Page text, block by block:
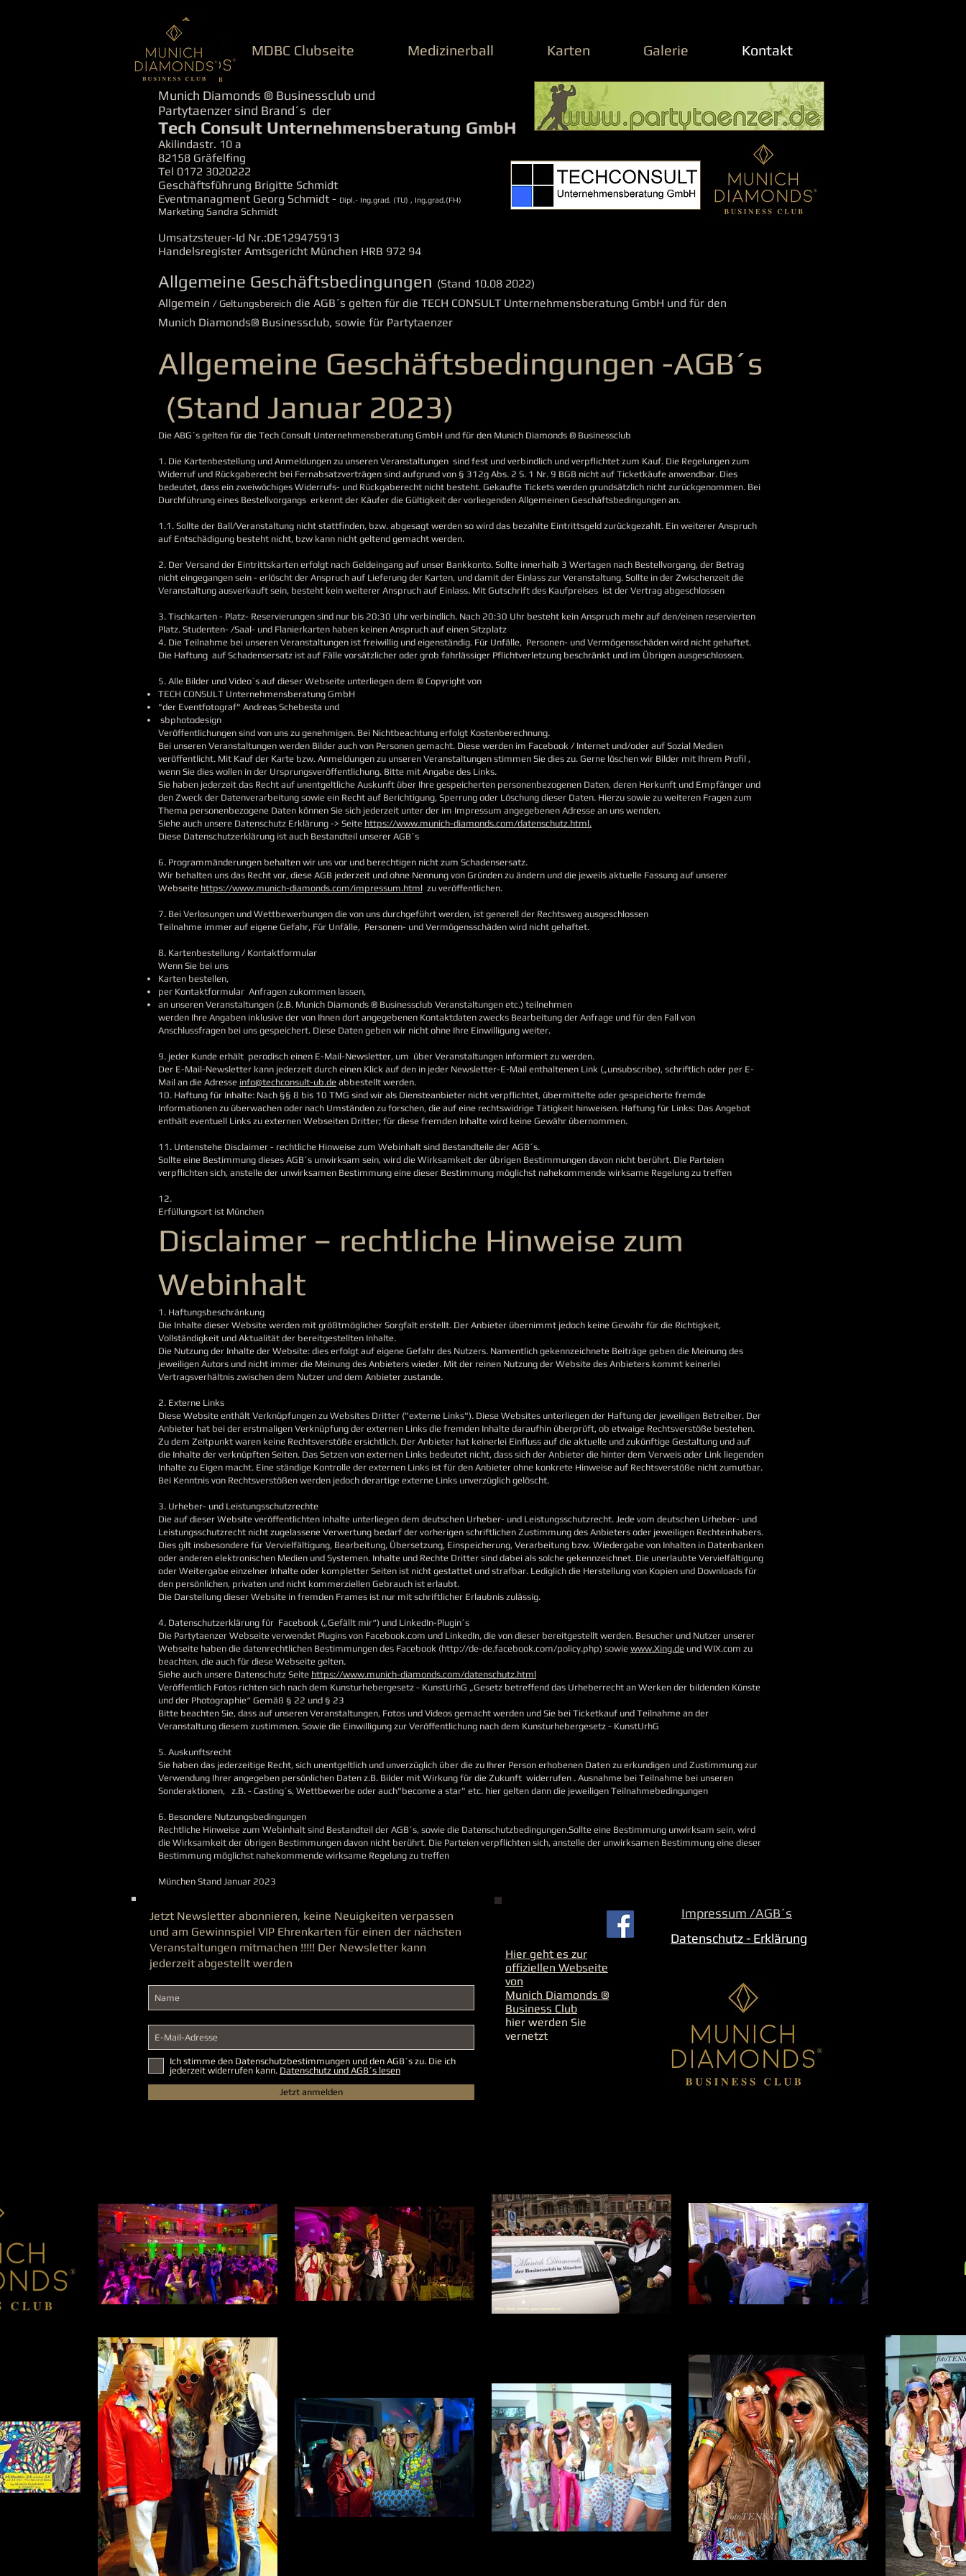
MDBC Clubseite Medizinerball Karten Galerie Kontakt
Munich Diamonds ® Businessclub und
Partytaenzer sind Brand´s der
Tech Consult Unternehmensberatung GmbH
Akilindastr. 10 a
82158 Gräfelfing
Tel 0172 3020222
Geschäftsführung Brigitte Schmidt
Eventmanagment Georg Schmidt - Dipl.- Ing.grad. (TU) , Ing.grad.(FH)
Marketing Sandra Schmidt
Umsatzsteuer-Id Nr.:DE129475913
Handelsregister Amtsgericht München HRB 972 94
Allgemeine Geschäftsbedingungen (Stand 10.08 2022)
Allgemein / Geltungsbereich die AGB´s gelten für die TECH CONSULT Unternehmensberatung GmbH und für den
Munich Diamonds® Businessclub, sowie für Partytaenzer
Allgemeine Geschäftsbedingungen -AGB´s
(Stand Januar 2023)
Die ABG´s gelten für die Tech Consult Unternehmensberatung GmbH und für den Munich Diamonds ® Businessclub
1. Die Kartenbestellung und Anmeldungen zu unseren Veranstaltungen sind fest und verbindlich und verpflichtet zum Kauf. Die Regelungen zum
Widerruf und Rückgaberecht bei Fernabsatzverträgen sind aufgrund von § 312g Abs. 2 S. 1 Nr. 9 BGB nicht auf Ticketkäufe anwendbar. Dies
bedeutet, dass ein zweiwöchiges Widerrufs- und Rückgaberecht nicht besteht. Gekaufte Tickets werden grundsätzlich nicht zurückgenommen. Bei
Durchführung eines Bestellvorgangs erkennt der Käufer die Gültigkeit der vorliegenden Allgemeinen Geschäftsbedingungen an.
1.1. Sollte der Ball/Veranstaltung nicht stattfinden, bzw. abgesagt werden so wird das bezahlte Eintrittsgeld zurückgezahlt. Ein weiterer Anspruch
auf Entschädigung besteht nicht, bzw kann nicht geltend gemacht werden.
2. Der Versand der Eintrittskarten erfolgt nach Geldeingang auf unser Bankkonto. Sollte innerhalb 3 Wertagen nach Bestellvorgang, der Betrag
nicht eingegangen sein - erlöscht der Anspruch auf Lieferung der Karten, und damit der Einlass zur Veranstaltung. Sollte in der Zwischenzeit die
Veranstaltung ausverkauft sein, besteht kein weiterer Anspruch auf Einlass. Mit Gutschrift des Kaufpreises ist der Vertrag abgeschlossen​
3. Tischkarten - Platz- Reservierungen sind nur bis 20:30 Uhr verbindlich. Nach 20:30 Uhr besteht kein Anspruch mehr auf den/einen reservierten
Platz. Studenten- /Saal- und Flanierkarten haben keinen Anspruch auf einen Sitzplatz
4. Die Teilnahme bei unseren Veranstaltungen ist freiwillig und eigenständig. Für Unfälle, Personen- und Vermögensschäden wird nicht gehaftet.
Die Haftung auf Schadensersatz ist auf Fälle vorsätzlicher oder grob fahrlässiger Pflichtverletzung beschränkt und im Übrigen ausgeschlossen.
5. Alle Bilder und Video´s auf dieser Webseite unterliegen dem © Copyright von
TECH CONSULT Unternehmensberatung GmbH
"der Eventfotograf" Andreas Schebesta und
sbphotodesign
Veröffentlichungen sind von uns zu genehmigen. Bei Nichtbeachtung erfolgt Kostenberechnung.
Bei unseren Veranstaltungen werden Bilder auch von Personen gemacht. Diese werden im Facebook / Internet und/oder auf Sozial Medien
veröffentlicht. Mit Kauf der Karte bzw. Anmeldungen zu unseren Veranstaltungen stimmen Sie dies zu. Gerne löschen wir Bilder mit Ihrem Profil ,
wenn Sie dies wollen in der Ursprungsveröffentlichung. Bitte mit Angabe des Links.
Sie haben jederzeit das Recht auf unentgeltliche Auskunft über Ihre gespeicherten personenbezogenen Daten, deren Herkunft und Empfänger und
den Zweck der Datenverarbeitung sowie ein Recht auf Berichtigung, Sperrung oder Löschung dieser Daten. Hierzu sowie zu weiteren Fragen zum
Thema personenbezogene Daten können Sie sich jederzeit unter der im Impressum angegebenen Adresse an uns wenden.
Siehe auch unsere Datenschutz Erklärung -> Seite https://www.munich-diamonds.com/datenschutz.html.
Diese Datenschutzerklärung ist auch Bestandteil unserer AGB´s
6. Programmänderungen behalten wir uns vor und berechtigen nicht zum Schadensersatz.​
Wir behalten uns das Recht vor, diese AGB jederzeit und ohne Nennung von Gründen zu ändern und die jeweils aktuelle Fassung auf unserer
Webseite https://www.munich-diamonds.com/impressum.html zu veröffentlichen.
7. Bei Verlosungen und Wettbewerbungen die von uns durchgeführt werden, ist generell der Rechtsweg ausgeschlossen
Teilnahme immer auf eigene Gefahr, Für Unfälle, Personen- und Vermögensschäden wird nicht gehaftet.​
8. Kartenbestellung / Kontaktformular
Wenn Sie bei uns
Karten bestellen,
per Kontaktformular Anfragen zukommen lassen,
an unseren Veranstaltungen (z.B. Munich Diamonds ® Businessclub Veranstaltungen etc.) teilnehmen
werden Ihre Angaben inklusive der von Ihnen dort angegebenen Kontaktdaten zwecks Bearbeitung der Anfrage und für den Fall von
Anschlussfragen bei uns gespeichert. Diese Daten geben wir nicht ohne Ihre Einwilligung weiter.
9. jeder Kunde erhält perodisch einen E-Mail-Newsletter, um über Veranstaltungen informiert zu werden.
Der E-Mail-Newsletter kann jederzeit durch einen Klick auf den in jeder Newsletter-E-Mail enthaltenen Link („unsubscribe), schriftlich oder per E-
Mail an die Adresse info@techconsult-ub.de abbestellt werden.
10. Haftung für Inhalte: Nach §§ 8 bis 10 TMG sind wir als Diensteanbieter nicht verpflichtet, übermittelte oder gespeicherte fremde
Informationen zu überwachen oder nach Umständen zu forschen, die auf eine rechtswidrige Tätigkeit hinweisen. Haftung für Links: Das Angebot
enthält eventuell Links zu externen Webseiten Dritter; für diese fremden Inhalte wird keine Gewähr übernommen.
11. Untenstehe Disclaimer - rechtliche Hinweise zum Webinhalt sind Bestandteile der AGB´s.
Sollte eine Bestimmung dieses AGB´s unwirksam sein, wird die Wirksamkeit der übrigen Bestimmungen davon nicht berührt. Die Parteien
verpflichten sich, anstelle der unwirksamen Bestimmung eine dieser Bestimmung möglichst nahekommende wirksame Regelung zu treffen
12.
Erfüllungsort ist München
Disclaimer – rechtliche Hinweise zum
Webinhalt
1. Haftungsbeschränkung
Die Inhalte dieser Website werden mit größtmöglicher Sorgfalt erstellt. Der Anbieter übernimmt jedoch keine Gewähr für die Richtigkeit,
Vollständigkeit und Aktualität der bereitgestellten Inhalte.
Die Nutzung der Inhalte der Website: dies erfolgt auf eigene Gefahr des Nutzers. Namentlich gekennzeichnete Beiträge geben die Meinung des
jeweiligen Autors und nicht immer die Meinung des Anbieters wieder. Mit der reinen Nutzung der Website des Anbieters kommt keinerlei
Vertragsverhältnis zwischen dem Nutzer und dem Anbieter zustande.
2. Externe Links
Diese Website enthält Verknüpfungen zu Websites Dritter ("externe Links"). Diese Websites unterliegen der Haftung der jeweiligen Betreiber. Der
Anbieter hat bei der erstmaligen Verknüpfung der externen Links die fremden Inhalte daraufhin überprüft, ob etwaige Rechtsverstöße bestehen.
Zu dem Zeitpunkt waren keine Rechtsverstöße ersichtlich. Der Anbieter hat keinerlei Einfluss auf die aktuelle und zukünftige Gestaltung und auf
die Inhalte der verknüpften Seiten. Das Setzen von externen Links bedeutet nicht, dass sich der Anbieter die hinter dem Verweis oder Link liegenden
Inhalte zu Eigen macht. Eine ständige Kontrolle der externen Links ist für den Anbieter ohne konkrete Hinweise auf Rechtsverstöße nicht zumutbar.
Bei Kenntnis von Rechtsverstößen werden jedoch derartige externe Links unverzüglich gelöscht.
3. Urheber- und Leistungsschutzrechte
Die auf dieser Website veröffentlichten Inhalte unterliegen dem deutschen Urheber- und Leistungsschutzrecht. Jede vom deutschen Urheber- und
Leistungsschutzrecht nicht zugelassene Verwertung bedarf der vorherigen schriftlichen Zustimmung des Anbieters oder jeweiligen Rechteinhabers.
Dies gilt insbesondere für Vervielfältigung, Bearbeitung, Übersetzung, Einspeicherung, Verarbeitung bzw. Wiedergabe von Inhalten in Datenbanken
oder anderen elektronischen Medien und Systemen. Inhalte und Rechte Dritter sind dabei als solche gekennzeichnet. Die unerlaubte Vervielfältigung
oder Weitergabe einzelner Inhalte oder kompletter Seiten ist nicht gestattet und strafbar. Lediglich die Herstellung von Kopien und Downloads für
den persönlichen, privaten und nicht kommerziellen Gebrauch ist erlaubt.
Die Darstellung dieser Website in fremden Frames ist nur mit schriftlicher Erlaubnis zulässig.
4. Datenschutzerklärung für Facebook („Gefällt mir“) und LinkedIn-Plugin´s
Die Partytaenzer Webseite verwendet Plugins von Facebook.com und LinkedIn, die von dieser bereitgestellt werden. Besucher und Nutzer unserer
Webseite haben die datenrechtlichen Bestimmungen des Facebook (http://de-de.facebook.com/policy.php) sowie www.Xing.de und WIX.com zu
beachten, die auch für diese Webseite gelten.
Siehe auch unsere Datenschutz Seite https://www.munich-diamonds.com/datenschutz.html
Veröffentlich Fotos richten sich nach dem Kunsturhebergesetz - KunstUrhG „Gesetz betreffend das Urheberrecht an Werken der bildenden Künste
und der Photographie“ Gemäß § 22 und § 23
Bitte beachten Sie, dass auf unseren Veranstaltungen, Fotos und Videos gemacht werden und Sie bei Ticketkauf und Teilnahme an der
Veranstaltung diesem zustimmen. Sowie die Einwilligung zur Veröffentlichung nach dem Kunsturhebergesetz - KunstUrhG
5. Auskunftsrecht
Sie haben das jederzeitige Recht, sich unentgeltlich und unverzüglich über die zu Ihrer Person erhobenen Daten zu erkundigen und Zustimmung zur
Verwendung Ihrer angegeben persönlichen Daten z.B. Bilder mit Wirkung für die Zukunft widerrufen . Ausnahme bei Teilnahme bei unseren
Sonderaktionen, z.B. - Casting´s, Wettbewerbe oder auch"become a star" etc. hier gelten dann die jeweiligen Teilnahmebedingungen
6. Besondere Nutzungsbedingungen
Rechtliche Hinweise zum Webinhalt sind Bestandteil der AGB´s, sowie die Datenschutzbedingungen.Sollte eine Bestimmung unwirksam sein, wird
die Wirksamkeit der übrigen Bestimmungen davon nicht berührt. Die Parteien verpflichten sich, anstelle der unwirksamen Bestimmung eine dieser
Bestimmung möglichst nahekommende wirksame Regelung zu treffen
München Stand Januar 2023
Jetzt Newsletter abonnieren, keine Neuigkeiten verpassen
und am Gewinnspiel VIP Ehrenkarten für einen der nächsten
Veranstaltungen mitmachen !!!!! Der Newsletter kann
jederzeit abgestellt werden
Ich stimme den Datenschutzbestimmungen und den AGB´s zu. Die ich
jederzeit widerrufen kann. Datenschutz und AGB´s lesen
Jetzt anmelden
Hier geht es zur
offiziellen Webseite
von
Munich Diamonds ®
Business Club
hier werden Sie
vernetzt
Impressum /AGB´s
Datenschutz - Erklärung